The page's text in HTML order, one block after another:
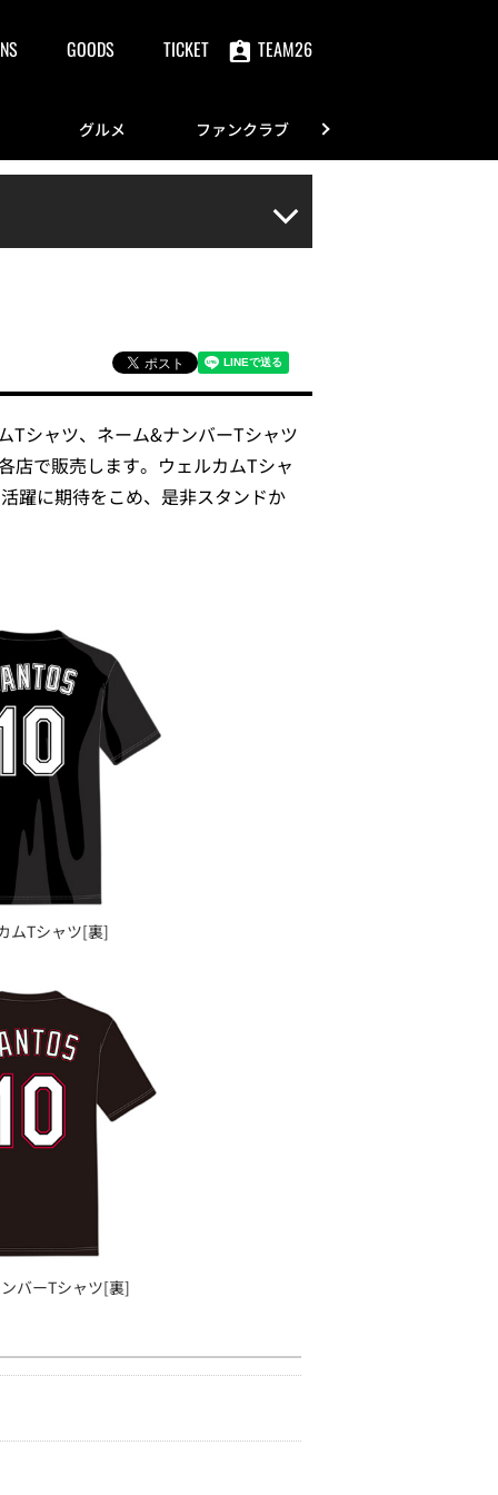
GOODS TICKET TEAM26
グルメ ファンクラブ
Tシャツ、ネーム&ナンバーTシャツ
店で販売します。ウェルカムTシャ
躍に期待をこめ、是非スタンドか
ムTシャツ[裏]
バーTシャツ[裏]